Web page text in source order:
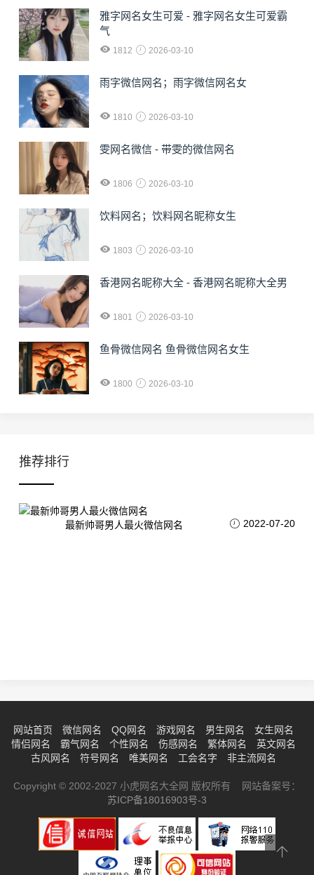
雅字网名女生可爱 - 雅字网名女生可爱霸
气
1812 2026-03-10
雨字微信网名；雨字微信网名女
1810 2026-03-10
雯网名微信 - 带雯的微信网名
1806 2026-03-10
饮料网名；饮料网名昵称女生
1803 2026-03-10
香港网名昵称大全 - 香港网名昵称大全男
1801 2026-03-10
鱼骨微信网名 鱼骨微信网名女生
1800 2026-03-10
推荐排行
最新帅哥男人最火微信网名 2022-07-20
网站首页 微信网名 QQ网名 游戏网名 男生网名
女生网名
情侣网名
霸气网名 个性网名 伤感网名 繁体网名
英文网名
古风网名
符号网名 唯美网名 工会名字 非主流网名
Copyright © 2002-2027 小虎网名大全网 版权所有 网站备案号：
苏ICP备18016903号-3